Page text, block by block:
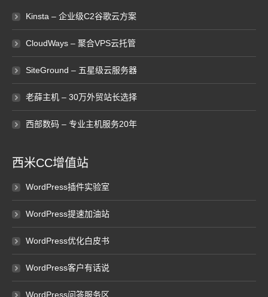
Kinsta – 企业级C2谷歌云方案
CloudWays – 聚合VPS云托管
SiteGround – 五星级云服务器
老薛主机 – 30万外贸站长选择
西部数码 – 专业主机服务20年
西米CC增值站
WordPress插件实验室
WordPress提速加油站
WordPress优化白皮书
WordPress客户有话说
WordPress问答服务区